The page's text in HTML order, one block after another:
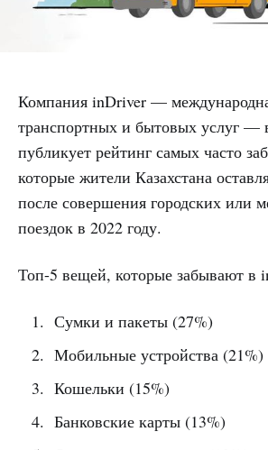
Компания inDriver —
транспортных и бытовых услуг —
публикует рейтинг самых часто
которые жители Казахстана
после совершения городских или
поездок в 2022 году.
Топ-5 вещей, которые забывают в
Сумки и пакеты (27%)
Мобильные устройства (21%)
Кошельки (15%)
Банковские карты (13%)